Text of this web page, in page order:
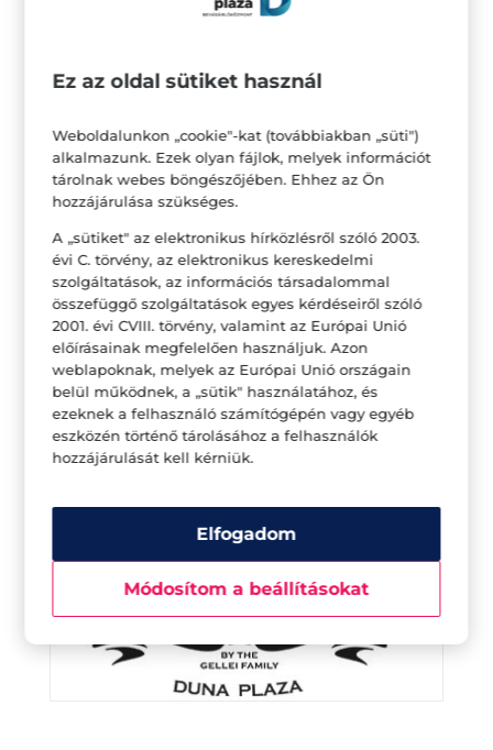
Ez az oldal sütiket használ
Weboldalunkon „cookie"-kat (továbbiakban „süti")
alkalmazunk. Ezek olyan fájlok, melyek információt
tárolnak webes böngészőjében. Ehhez az Ön
hozzájárulása szükséges.
A „sütiket" az elektronikus hírközlésről szóló 2003.
évi C. törvény, az elektronikus kereskedelmi
szolgáltatások, az információs társadalommal
összefüggő szolgáltatások egyes kérdéseiről szóló
2001. évi CVIII. törvény, valamint az Európai Unió
előírásainak megfelelően használjuk. Azon
weblapoknak, melyek az Európai Unió országain
belül működnek, a „sütik" használatához, és
ezeknek a felhasználó számítógépén vagy egyéb
eszközén történő tárolásához a felhasználók
hozzájárulását kell kérniük.
Elfogadom
Módosítom a beállításokat